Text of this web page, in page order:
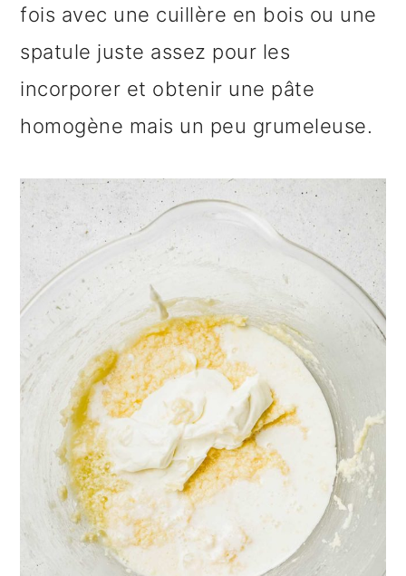
fois avec une cuillère en bois ou une
spatule juste assez pour les
incorporer et obtenir une pâte
homogène mais un peu grumeleuse.